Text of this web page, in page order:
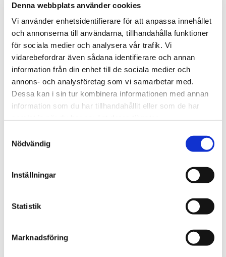
Denna webbplats använder cookies
Vi använder enhetsidentifierare för att anpassa innehållet
och annonserna till användarna, tillhandahålla funktioner
för sociala medier och analysera vår trafik. Vi
vidarebefordrar även sådana identifierare och annan
information från din enhet till de sociala medier och
annons- och analysföretag som vi samarbetar med.
Dessa kan i sin tur kombinera informationen med annan
information som du har tillhandahållit eller som de har
Nödvändig
Inställningar
Statistik
Marknadsföring
Kättingtelfer - Handy Teleskop
Offert